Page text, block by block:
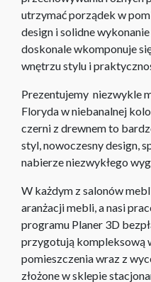
utrzymać porządek w
design i solidne
doskonale wkomponuje
wnętrzu stylu i
Prezentujemy niezwykle
Floryda w niebanalnej
czerni z drewnem to
styl, nowoczesny design,
nabierze niezwykłego
W każdym z salonów
aranżacji mebli, a nasi
programu Planer 3D
przygotują kompleksową
pomieszczenia wraz z
złożone w sklepie